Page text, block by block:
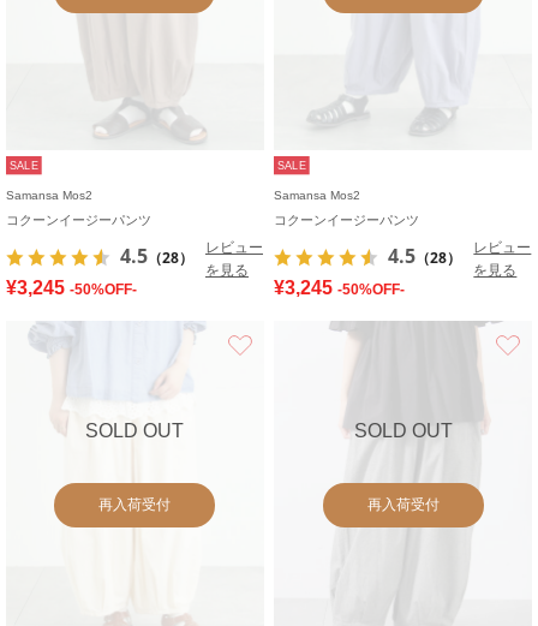
SALE
Samansa Mos2
コクーンイージーパンツ
4.5 （28）
レビュー
を見る
¥3,245 -50%OFF-
SALE
Samansa Mos2
コクーンイージーパンツ
4.5 （28）
レビュー
を見る
¥3,245 -50%OFF-
SOLD OUT
再入荷受付
お気に入り
SOLD OUT
再入荷受付